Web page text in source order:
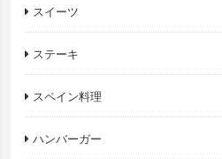
スイーツ
ステーキ
スペイン料理
ハンバーガー